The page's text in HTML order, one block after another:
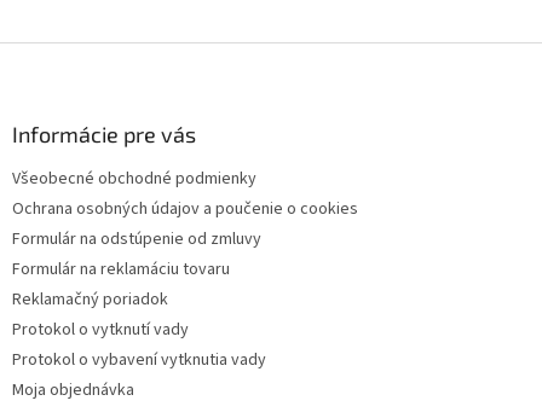
Informácie pre vás
Všeobecné obchodné podmienky
Ochrana osobných údajov a poučenie o cookies
Formulár na odstúpenie od zmluvy
Formulár na reklamáciu tovaru
Reklamačný poriadok
Protokol o vytknutí vady
Protokol o vybavení vytknutia vady
Moja objednávka